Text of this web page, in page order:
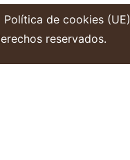
Política de cookies (UE)
reservados.